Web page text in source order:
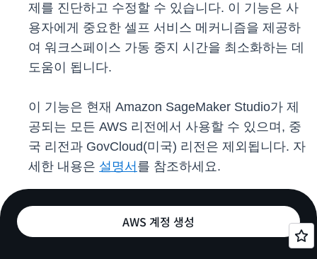
제를 진단하고 수정할 수 있습니다. 이 기능은 사
용자에게 중요한 셀프 서비스 메커니즘을 제공하
여 워크스페이스 가동 중지 시간을 최소화하는 데
도움이 됩니다.
이 기능은 현재 Amazon SageMaker Studio가 제
공되는 모든 AWS 리전에서 사용할 수 있으며, 중
국 리전과 GovCloud(미국) 리전은 제외됩니다. 자
세한 내용은 설명서 를 참조하세요.
AWS 계정 생성